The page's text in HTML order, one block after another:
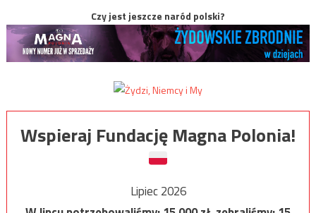
Czy jest jeszcze naród polski?
Wspieraj Fundację Magna Polonia!
Lipiec 2026